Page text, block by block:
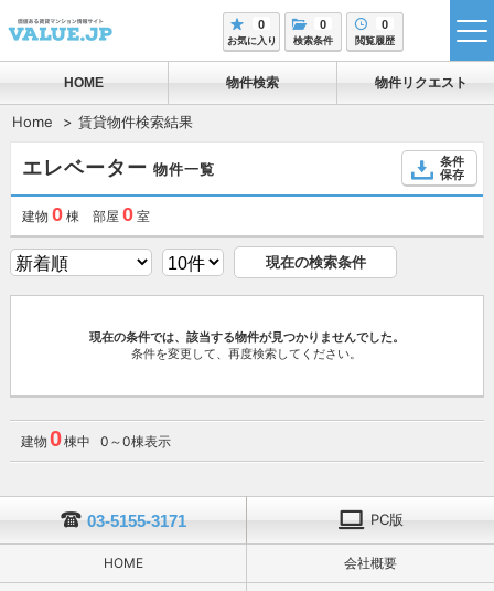
0
お気に入り
0
検索条件
0
閲覧履歴
HOME 物件検索 物件リクエスト
Home 賃貸物件検索結果
エレベーター 物件一覧
条件
保存
建物 0棟 部屋 0室
現在の検索条件
現在の条件では、該当する物件が見つかりませんでした。
条件を変更して、再度検索してください。
建物 0棟中 0～0棟表示
03-5155-3171 PC版
HOME 会社概要